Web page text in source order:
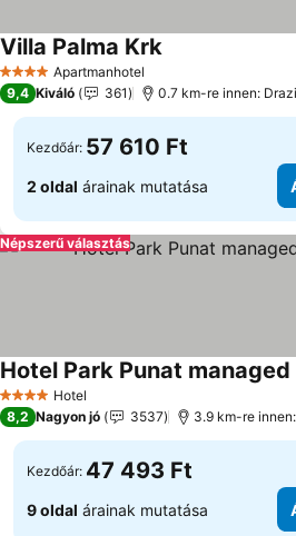
4 KategóriaApartmanhotel
Villa Palma KrkÁrak
9,4 Kiváló 361 0.7 km-re innen:
Kezdőár: 57 610 Ft
2 oldal árainak mutatása
Népszerű választás
4 KategóriaHotel
Hotel Park Punat
8,2 Nagyon jó 3537 3.9 km-re
Kezdőár: 47 493 Ft
9 oldal árainak mutatása